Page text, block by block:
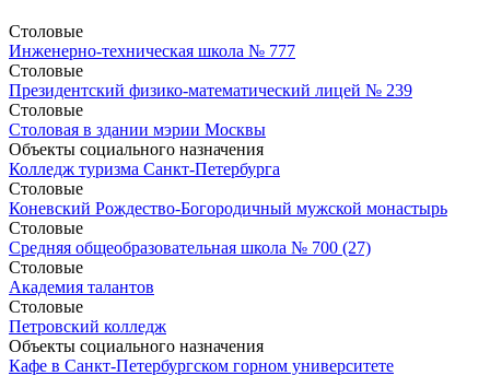
Столовые
Инженерно-техническая школа № 777
Столовые
Президентский физико-математический лицей № 239
Столовые
Столовая в здании мэрии Москвы
Объекты социального назначения
Колледж туризма Санкт-Петербурга
Столовые
Коневский Рождество-Богородичный мужской монастырь
Столовые
Средняя общеобразовательная школа № 700 (27)
Столовые
Академия талантов
Столовые
Петровский колледж
Объекты социального назначения
Кафе в Санкт-Петербургском горном университете